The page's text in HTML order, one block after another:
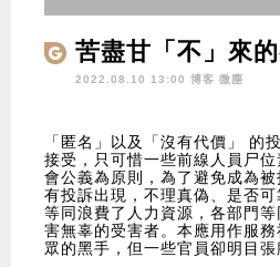
苦盡甘「不」來的
2022.08.10 13:00 博客 微塵
「匿名」以及「沒有代價」 的
接受，只可惜一些前線人員尸
會公義為原則，為了避免成為
有投訴出現，不理真偽、是否
等同浪費了人力資源，各部門
害無辜的受害者。本應用作服
眾的黑手，但一些官員卻明目張